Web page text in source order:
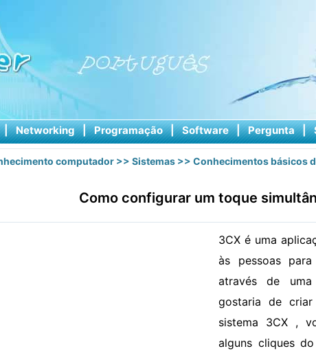
| Networking | Programação | Software | Pergunta |
computador >> Sistemas >> Conhecimentos básicos
Como configurar um toque
3CX é uma
às pessoas
através de
gostaria de
sistema 3CX ,
alguns cliques